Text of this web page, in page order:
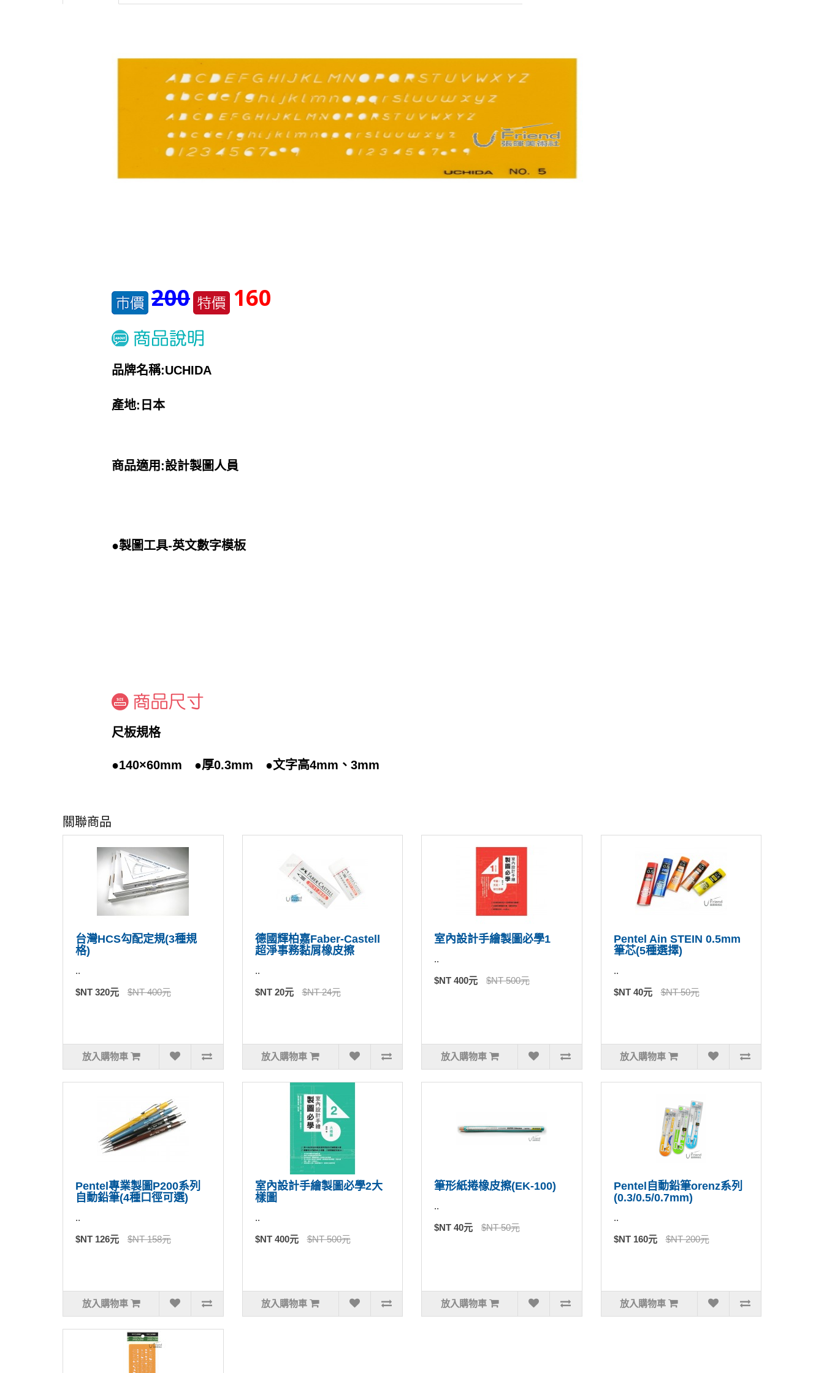
200 160
品牌名稱:UCHIDA
產地:日本
商品適用:設計製圖人員
●製圖工具-英文數字模板
尺板規格
●140×60mm ●厚0.3mm ●文字高4mm、3mm
關聯商品
台灣HCS勾配定規(3種規
格)
..
$NT 320元 $NT 400元
放入購物車
德國輝柏嘉Faber-Castell
超淨事務黏屑橡皮擦
..
$NT 20元 $NT 24元
放入購物車
室內設計手繪製圖必學1
..
$NT 400元 $NT 500元
放入購物車
Pentel Ain STEIN 0.5mm
筆芯(5種選擇)
..
$NT 40元 $NT 50元
放入購物車
Pentel專業製圖P200系列
自動鉛筆(4種口徑可選)
..
$NT 126元 $NT 158元
放入購物車
室內設計手繪製圖必學2大
樣圖
..
$NT 400元 $NT 500元
放入購物車
筆形紙捲橡皮擦(EK-100)
..
$NT 40元 $NT 50元
放入購物車
Pentel自動鉛筆orenz系列
(0.3/0.5/0.7mm)
..
$NT 160元 $NT 200元
放入購物車